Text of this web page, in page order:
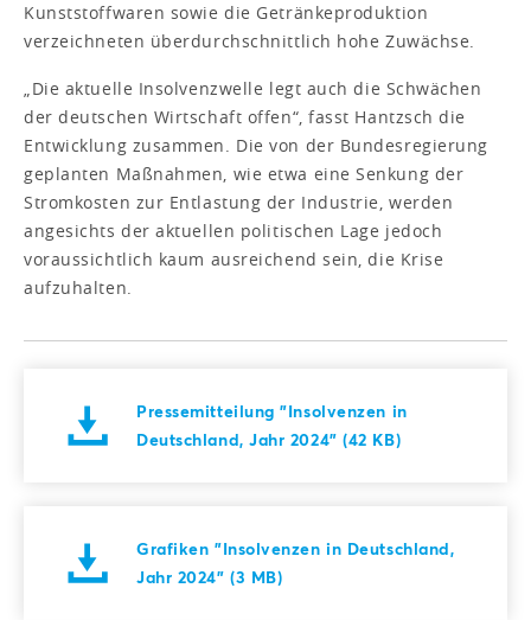
Kunststoffwaren sowie die Getränkeproduktion
verzeichneten überdurchschnittlich hohe Zuwächse.
„Die aktuelle Insolvenzwelle legt auch die Schwächen
der deutschen Wirtschaft offen“, fasst Hantzsch die
Entwicklung zusammen. Die von der Bundesregierung
geplanten Maßnahmen, wie etwa eine Senkung der
Stromkosten zur Entlastung der Industrie, werden
angesichts der aktuellen politischen Lage jedoch
voraussichtlich kaum ausreichend sein, die Krise
aufzuhalten.
Pressemitteilung "Insolvenzen in
Deutschland, Jahr 2024" (42 KB)
Grafiken "Insolvenzen in Deutschland,
Jahr 2024" (3 MB)